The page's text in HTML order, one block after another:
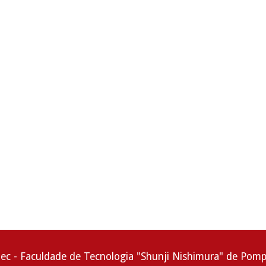
- Faculdade de Tecnologia "Shunji Nishimura" de